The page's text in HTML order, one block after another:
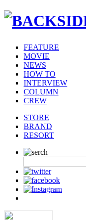
FEATURE
MOVIE
NEWS
HOW TO
INTERVIEW
COLUMN
CREW
STORE
BRAND
RESORT